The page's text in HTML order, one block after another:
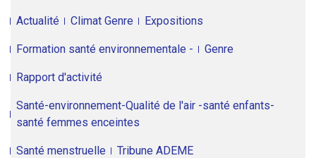
Actualité Climat Genre Expositions
Formation santé environnementale - Genre
Rapport d'activité
Santé-environnement-Qualité de l'air -santé enfants-
santé femmes enceintes
Santé menstruelle Tribune ADEME